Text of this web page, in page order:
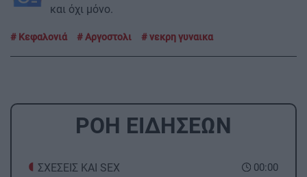
και όχι μόνο.
Κεφαλονιά Αργοστολι νεκρη γυναικα
ΡΟΗ ΕΙΔΗΣΕΩΝ
00:00
ΣΧΕΣΕΙΣ ΚΑΙ SEX